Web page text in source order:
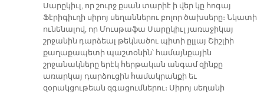
Սարըկիւլ, որ շուրջ քսան տարիէ ի վեր կը հոգայ
Ֆէրիգիւղի սիրոյ սեղաններու բոլոր ծախսերը։ Նկատի
ունենալով, որ Մուսթաֆա Սարըկիւլ յառաջիկայ
շրջանին դարձեալ թեկնածու պիտի ըլլայ Շիշլիի
քաղաքապետի պաշտօնին՝ համայնքային
շրջանակները երէկ հերթական անգամ զինքը
առարկայ դարձուցին համակրանքի եւ
զօրակցութեան զգացումներու։ Սիրոյ սեղանի